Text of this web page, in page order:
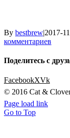
By bestbrew|2017-
комментариев
Поделитесь с
FacebookXVk
© 2016 Cat &
Page load link
Go to Top